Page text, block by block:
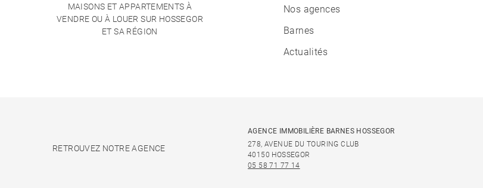
MAISONS ET APPARTEMENTS À
VENDRE OU À LOUER SUR HOSSEGOR
ET SA RÉGION
Nos agences
Barnes
Actualités
RETROUVEZ NOTRE AGENCE
AGENCE IMMOBILIÈRE BARNES HOSSEGOR
278, AVENUE DU TOURING CLUB
40150 HOSSEGOR
05 58 71 77 14